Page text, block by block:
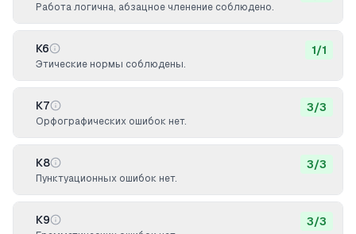
Работа логична, абзацное членение соблюдено.
К6
Этические нормы соблюдены.
1/1
К7
Орфографических ошибок нет.
3/3
К8
Пунктуационных ошибок нет.
3/3
К9 3/3